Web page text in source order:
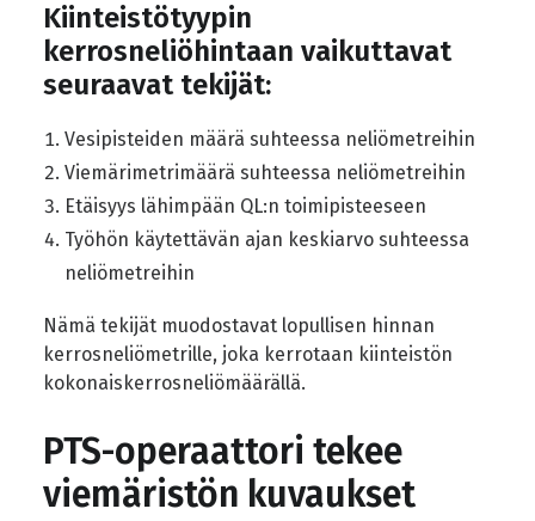
Kiinteistötyypin
kerrosneliöhintaan vaikuttavat
seuraavat tekijät:
Vesipisteiden määrä suhteessa neliömetreihin
Viemärimetrimäärä suhteessa neliömetreihin
Etäisyys lähimpään QL:n toimipisteeseen
Työhön käytettävän ajan keskiarvo suhteessa
neliömetreihin
Nämä tekijät muodostavat lopullisen hinnan
kerrosneliömetrille, joka kerrotaan kiinteistön
kokonaiskerrosneliömäärällä.
PTS-operaattori tekee
viemäristön kuvaukset